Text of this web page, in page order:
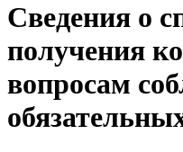
Сведения о
получения
вопросам